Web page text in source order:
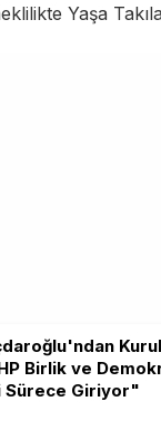
Yaşa
Birlik ve
Sürece Giriyor"